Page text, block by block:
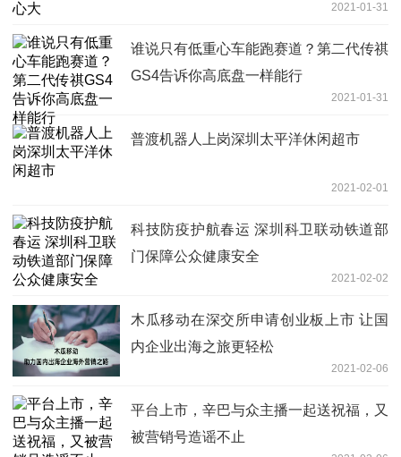
2021-01-31
谁说只有低重心车能跑赛道？第二代传祺
GS4告诉你高底盘一样能行
2021-01-31
普渡机器人上岗深圳太平洋休闲超市
2021-02-01
科技防疫护航春运 深圳科卫联动铁道部
门保障公众健康安全
2021-02-02
木瓜移动在深交所申请创业板上市 让国
内企业出海之旅更轻松
2021-02-06
平台上市，辛巴与众主播一起送祝福，又
被营销号造谣不止